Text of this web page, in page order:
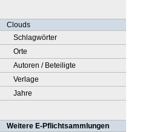
Clouds
Schlagwörter
Orte
Autoren / Beteiligte
Verlage
Jahre
Weitere E-Pflichtsammlungen